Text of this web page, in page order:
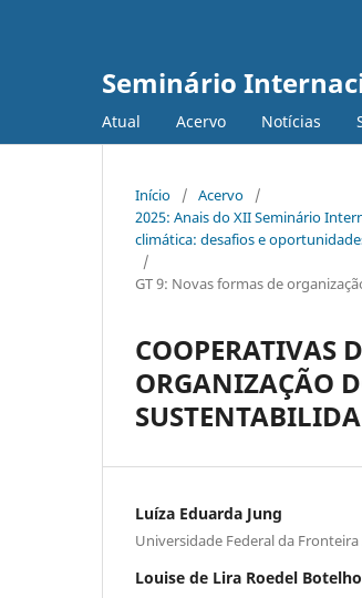
Seminário
Atual Acervo Notícias
Início / Acervo
/
2025: Anais do XII Seminário
climática: desafios e
/
GT 9: Novas formas de
COOPERATIVAS
ORGANIZAÇÃO
Luíza Eduarda Jung
Universidade Federal da Fronteira
Louise de Lira Roedel Botelho